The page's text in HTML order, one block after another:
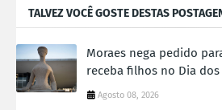
TALVEZ VOCÊ GOSTE DESTAS
Moraes nega pedido
receba filhos no Dia dos
Agosto 08, 2026